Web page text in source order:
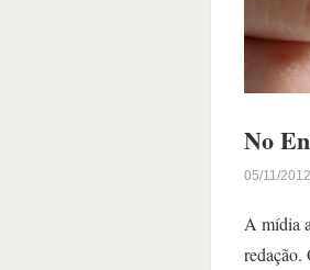
No
05/11/2012
A mídia
redação.